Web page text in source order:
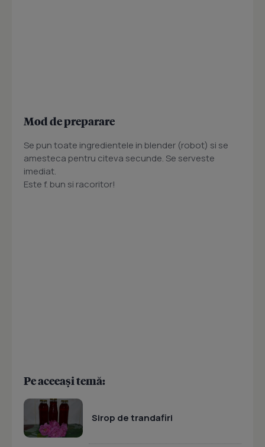
Mod de preparare
Se pun toate ingredientele in blender (robot) si se
amesteca pentru citeva secunde. Se serveste
imediat.
Este f. bun si racoritor!
Pe aceeași temă:
Sirop de trandafiri